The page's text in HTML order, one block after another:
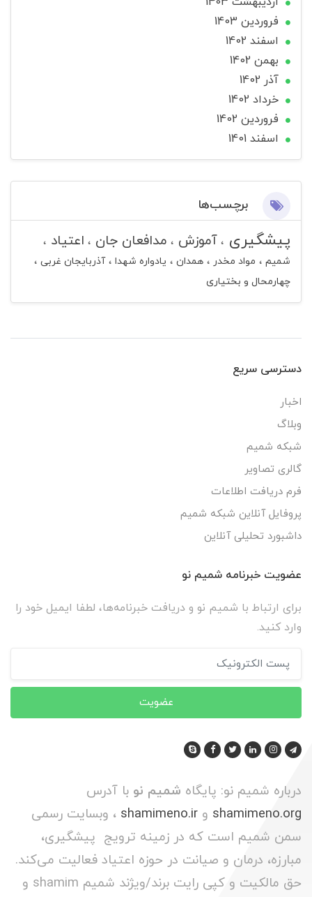
فروردین 1403
اسفند 1402
بهمن 1402
آذر 1402
خرداد 1402
فروردین 1402
اسفند 1401
برچسب‌ها
پیشگیری آموزش مدافعان جان اعتیاد
شمیم مواد مخدر همدان یادواره شهدا
آذربایجان غربی
چهارمحال و بختیاری
دسترسی سریع
اخبار
وبلاگ
شبکه شمیم
گالری تصاویر
فرم دریافت اطلاعات
پروفایل آنلاین شبکه شمیم
داشبورد تحلیلی آنلاین
عضویت خبرنامه شمیم نو
برای ارتباط با شمیم نو و دریافت خبرنامه‌ها، لطفا ایمیل خود را
وارد کنید.
عضویت
درباره شمیم نو: پایگاه شمیم نو با آدرس
shamimeno.org و shamimeno.ir ، وبسایت رسمی
سمن شمیم است که در زمینه ترویج پیشگیری،
مبارزه، درمان و صیانت در حوزه اعتیاد فعالیت می‌کند.
حق مالکیت و کپی رایت برند/ویژند شمیم shamim و